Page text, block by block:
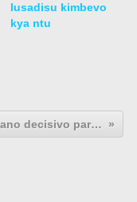
lusadisu kimbevo
kya ntu
Bispo considera 2012 ano decisivo para arranque da Universidade Tocoista